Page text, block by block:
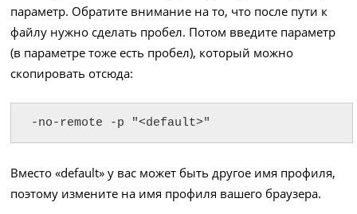
параметр. Обратите внимание на то, что после пути к
файлу нужно сделать пробел. Потом введите параметр
(в параметре тоже есть пробел), который можно
скопировать отсюда:
-no-remote -p "<default>"
Вместо «default» у вас может быть другое имя профиля,
поэтому измените на имя профиля вашего браузера.